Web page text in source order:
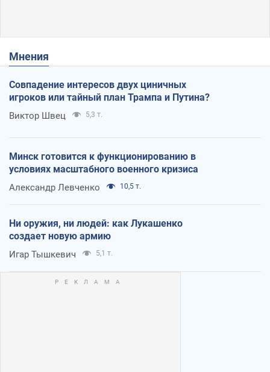
Мнения
Совпадение интересов двух циничных
игроков или тайный план Трампа и Путина?
Виктор Швец 5,3 т.
Минск готовится к функционированию в
условиях масштабного военного кризиса
Александр Левченко 10,5 т.
Ни оружия, ни людей: как Лукашенко
создает новую армию
Игар Тышкевич 5,1 т.